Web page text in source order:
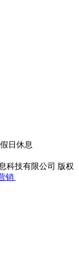
日休息
科技有限公司 版权
销